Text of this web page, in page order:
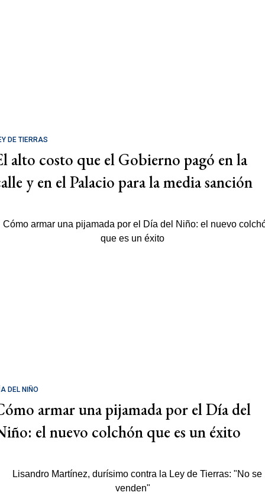
DE TIERRAS
alto costo que el Gobierno pagó en la
y en el Palacio para la media sanción
DEL NIÑO
armar una pijamada por el Día del
el nuevo colchón que es un éxito